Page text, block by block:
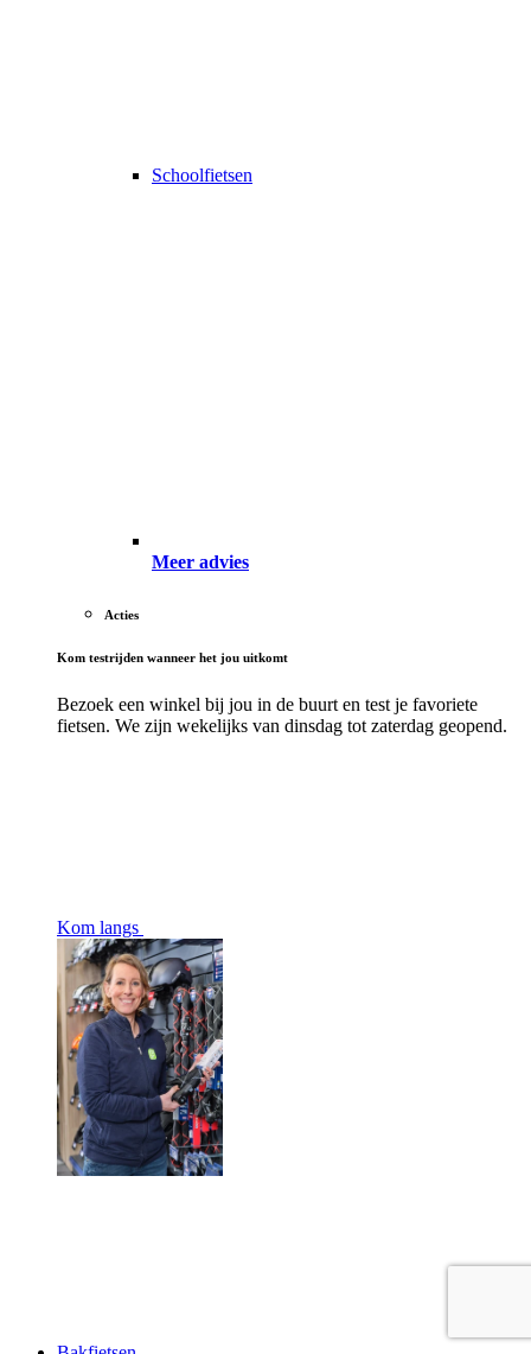
Schoolfietsen
Meer advies
Acties
Kom testrijden wanneer het jou uitkomt
Bezoek een winkel bij jou in de buurt en test je favoriete
fietsen. We zijn wekelijks van dinsdag tot zaterdag geopend.
Kom langs